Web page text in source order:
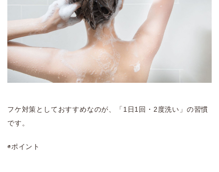
フケ対策としておすすめなのが、「1日1回・2度洗い」の習慣
です。
◉ポイント